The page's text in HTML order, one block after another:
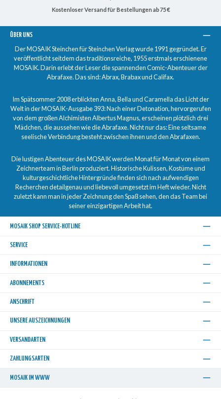
Kostenloser Versand für Bestellungen ab 75 €
ÜBER UNS
Der MOSAIK Steinchen für Steinchen Verlag wurde 1991 gegründet. Er
veröffentlicht seitdem das traditionsreiche, 1955 erstmals erschienene
MOSAIK. Darin erlebt der Leser die spannenden Comic-Abenteuer der
Abrafaxe. Das sind: Abrax, Brabax und Califax.
Im Spätsommer 2008 erblickten Anna, Bella und Caramella das Licht der
Welt in der MOSAIK-Ausgabe 393: Nach einer Detonation, hervorgerufen
von dem großen Alchimisten Albertus Magnus, erscheinen plötzlich drei
Mädchen, die aussehen wie die Abrafaxe. Nicht nur das: Eine seltsame
seelische Verbindung besteht zwischen ihnen und den Abrafaxen.
Die lustigen Abenteuer des MOSAIK werden Monat für Monat von einem
Zeichnerteam in Berlin produziert. Historische Kulissen, Kostüme und
kulturgeschichtliche Hintergründe finden sich nach aufwendigen
Recherchen detailgenau und liebevoll umgesetzt im Heft wieder. Nicht
zuletzt kann man in jeder Zeichnung den Spaß sehen, den das Team bei
seiner einzigartigen Arbeit hat.
MOSAIK SHOP SERVICE-HOTLINE
SERVICE
INFORMATIONEN
ABONNEMENTS
ANSCHRIFT
UNSERE AUSZEICHNUNGEN
VERSANDARTEN
ZAHLUNGSARTEN
MOSAIK IM WWW